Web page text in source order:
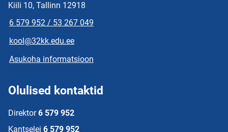
Kiili 10, Tallinn 12918
6 579 952 / 53 267 049
kool@32kk.edu.ee
Asukoha informatsioon
Olulised kontaktid
Direktor 6 579 952
Kantselei 6 579 952